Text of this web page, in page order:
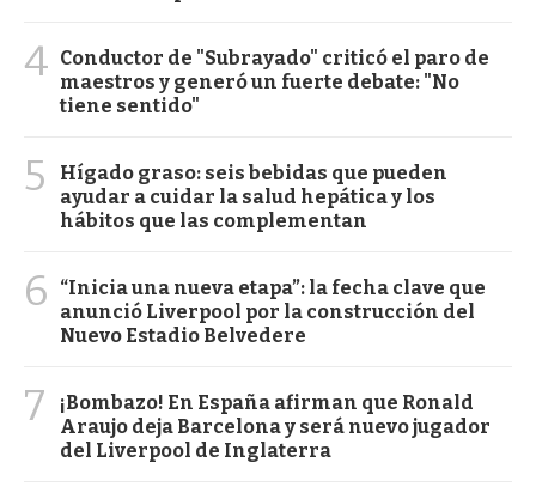
4 Conductor de "Subrayado" criticó el paro de
maestros y generó un fuerte debate: "No
tiene sentido"
5
Hígado graso: seis bebidas que pueden
ayudar a cuidar la salud hepática y los
hábitos que las complementan
6
“Inicia una nueva etapa”: la fecha clave que
anunció Liverpool por la construcción del
Nuevo Estadio Belvedere
7
¡Bombazo! En España afirman que Ronald
Araujo deja Barcelona y será nuevo jugador
del Liverpool de Inglaterra